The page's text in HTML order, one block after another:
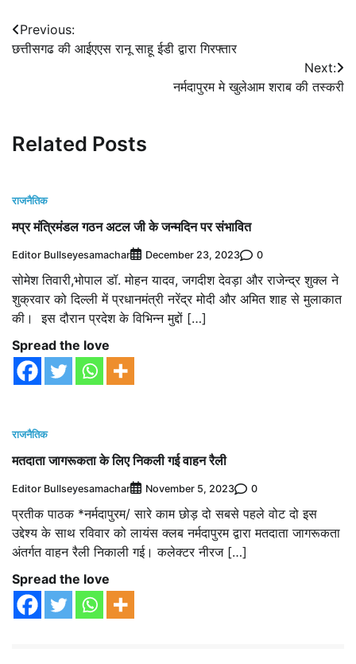
Post
navigation
Previous:
छत्तीसगढ की आईएएस रानू साहू ईडी द्वारा गिरफ्तार
Next:
नर्मदापुरम मे खुलेआम शराब की तस्करी
Related Posts
राजनैतिक
मप्र मंत्रिमंडल गठन अटल जी के जन्मदिन पर संभावित
Editor Bullseyesamachar December 23, 2023 0
सोमेश तिवारी,भोपाल डॉ. मोहन यादव, जगदीश देवड़ा और राजेन्द्र शुक्ल ने
शुक्रवार को दिल्ली में प्रधानमंत्री नरेंद्र मोदी और अमित शाह से मुलाकात
की। इस दौरान प्रदेश के विभिन्न मुद्दों […]
Spread the love
राजनैतिक
मतदाता जागरूकता के लिए निकली गई वाहन रैली
Editor Bullseyesamachar November 5, 2023 0
प्रतीक पाठक *नर्मदापुरम/ सारे काम छोड़ दो सबसे पहले वोट दो इस
उद्देश्य के साथ रविवार को लायंस क्लब नर्मदापुरम द्वारा मतदाता जागरूकता
अंतर्गत वाहन रैली निकाली गई। कलेक्टर नीरज […]
Spread the love